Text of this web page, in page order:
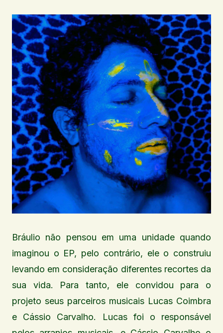
Bráulio não pensou em uma unidade quando
imaginou o EP, pelo contrário, ele o construiu
levando em consideração diferentes recortes da
sua vida. Para tanto, ele convidou para o
projeto seus parceiros musicais Lucas Coimbra
e Cássio Carvalho. Lucas foi o responsável